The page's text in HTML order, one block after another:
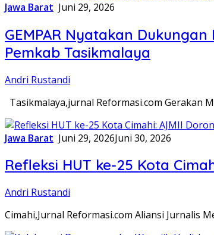
Jawa Barat Juni 29, 2026
GEMPAR Nyatakan
Pemkab Tasikmalaya
Andri Rustandi
Tasikmalaya,jurnal Reformasi.com Gerakan
Jawa Barat Juni 29, 2026Juni 30, 2026
Refleksi HUT ke-25 Kota
Andri Rustandi
Cimahi,Jurnal Reformasi.com Aliansi Jurnalis